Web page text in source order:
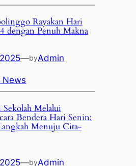
Rayakan Hari
dengan Penuh Makna
—byAdmin
News
Sekolah Melalui
Bendera Hari Senin:
Menuju Cita-
—byAdmin